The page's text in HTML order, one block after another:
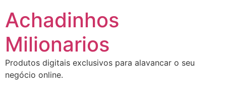
para
conteúdo
Achadinhos
Milionarios
Produtos digitais exclusivos para alavancar o seu
negócio online.